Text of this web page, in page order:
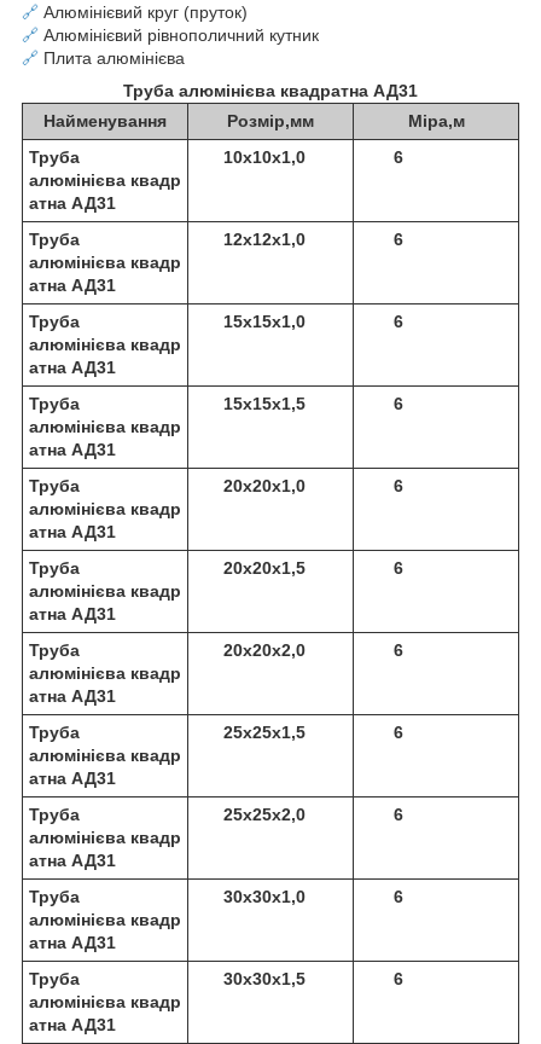
🔗 Алюмінієвий круг (пруток)
🔗 Алюмінієвий рівнополичний кутник
🔗 Плита алюмінієва
Труба алюмінієва квадратна АД31
Найменування
Розмір,мм
Міра,м
Труба
алюмінієва квадр
атна АД31
10х10х1,0 6
Труба
алюмінієва квадр
атна АД31
12х12х1,0 6
Труба
алюмінієва квадр
атна АД31
15х15х1,0 6
Труба
алюмінієва квадр
атна АД31
15х15х1,5 6
Труба
алюмінієва квадр
атна АД31
20х20х1,0 6
Труба
алюмінієва квадр
атна АД31
20х20х1,5 6
Труба
алюмінієва квадр
атна АД31
20х20х2,0 6
Труба
алюмінієва квадр
атна АД31
25х25х1,5 6
Труба
алюмінієва квадр
атна АД31
25х25х2,0 6
Труба
алюмінієва квадр
атна АД31
30х30х1,0 6
Труба
алюмінієва квадр
атна АД31
30х30х1,5 6